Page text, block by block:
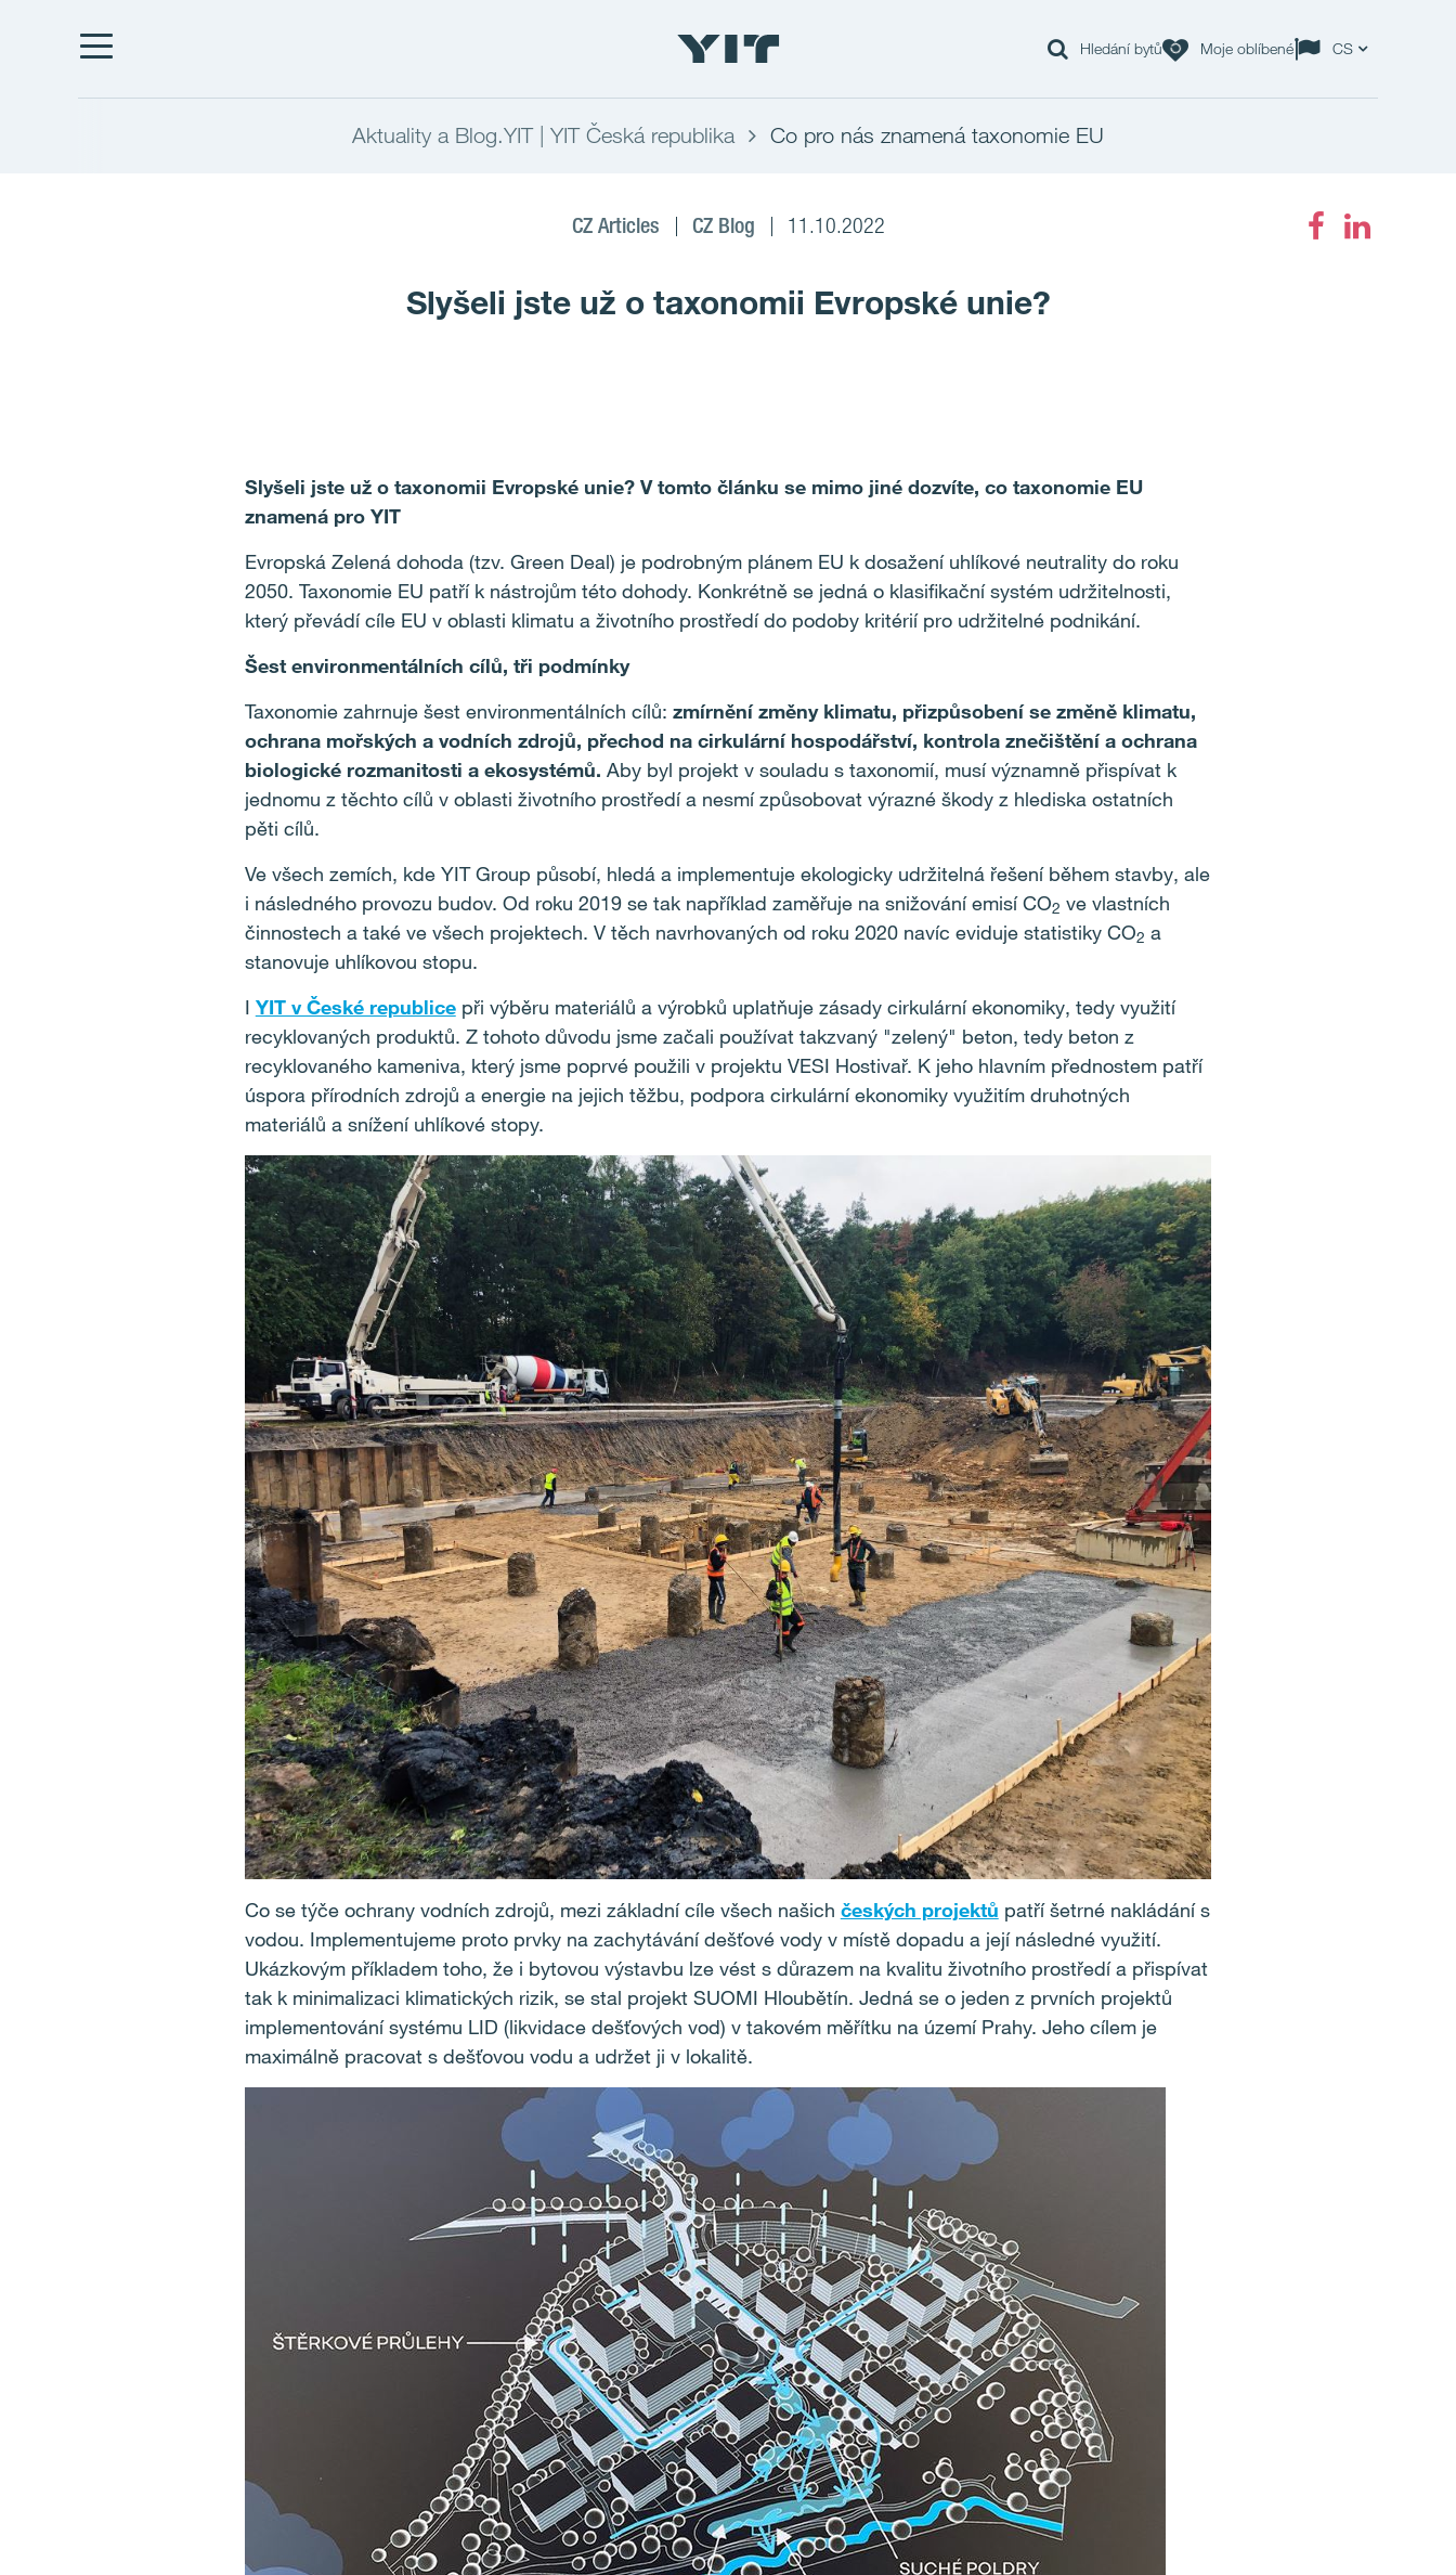
Hledání bytů Moje oblíbené CS
Aktuality a Blog.YIT | YIT Česká republika Co pro nás znamená taxonomie EU
CZ Articles CZ Blog 11.10.2022
Slyšeli jste už o taxonomii Evropské unie?
Slyšeli jste už o taxonomii Evropské unie? V tomto článku se mimo jiné dozvíte, co taxonomie EU
znamená pro YIT
Evropská Zelená dohoda (tzv. Green Deal) je podrobným plánem EU k dosažení uhlíkové neutrality do roku
2050. Taxonomie EU patří k nástrojům této dohody. Konkrétně se jedná o klasifikační systém udržitelnosti,
který převádí cíle EU v oblasti klimatu a životního prostředí do podoby kritérií pro udržitelné podnikání.
Šest environmentálních cílů, tři podmínky
Taxonomie zahrnuje šest environmentálních cílů: zmírnění změny klimatu, přizpůsobení se změně klimatu,
ochrana mořských a vodních zdrojů, přechod na cirkulární hospodářství, kontrola znečištění a ochrana
biologické rozmanitosti a ekosystémů. Aby byl projekt v souladu s taxonomií, musí významně přispívat k
jednomu z těchto cílů v oblasti životního prostředí a nesmí způsobovat výrazné škody z hlediska ostatních
pěti cílů.
Ve všech zemích, kde YIT Group působí, hledá a implementuje ekologicky udržitelná řešení během stavby, ale
i následného provozu budov. Od roku 2019 se tak například zaměřuje na snižování emisí CO2 ve vlastních
činnostech a také ve všech projektech. V těch navrhovaných od roku 2020 navíc eviduje statistiky CO2 a
stanovuje uhlíkovou stopu.
I YIT v České republicepři výběru materiálů a výrobků uplatňuje zásady cirkulární ekonomiky, tedy využití
recyklovaných produktů. Z tohoto důvodu jsme začali používat takzvaný "zelený" beton, tedy beton z
recyklovaného kameniva, který jsme poprvé použili v projektu VESI Hostivař. K jeho hlavním přednostem patří
úspora přírodních zdrojů a energie na jejich těžbu, podpora cirkulární ekonomiky využitím druhotných
materiálů a snížení uhlíkové stopy.
Co se týče ochrany vodních zdrojů, mezi základní cíle všech našich českých projektů patří šetrné nakládání s
vodou. Implementujeme proto prvky na zachytávání dešťové vody v místě dopadu a její následné využití.
Ukázkovým příkladem toho, že i bytovou výstavbu lze vést s důrazem na kvalitu životního prostředí a přispívat
tak k minimalizaci klimatických rizik, se stal projekt SUOMI Hloubětín. Jedná se o jeden z prvních projektů
implementování systému LID (likvidace dešťových vod) v takovém měřítku na území Prahy. Jeho cílem je
maximálně pracovat s dešťovou vodu a udržet ji v lokalitě.